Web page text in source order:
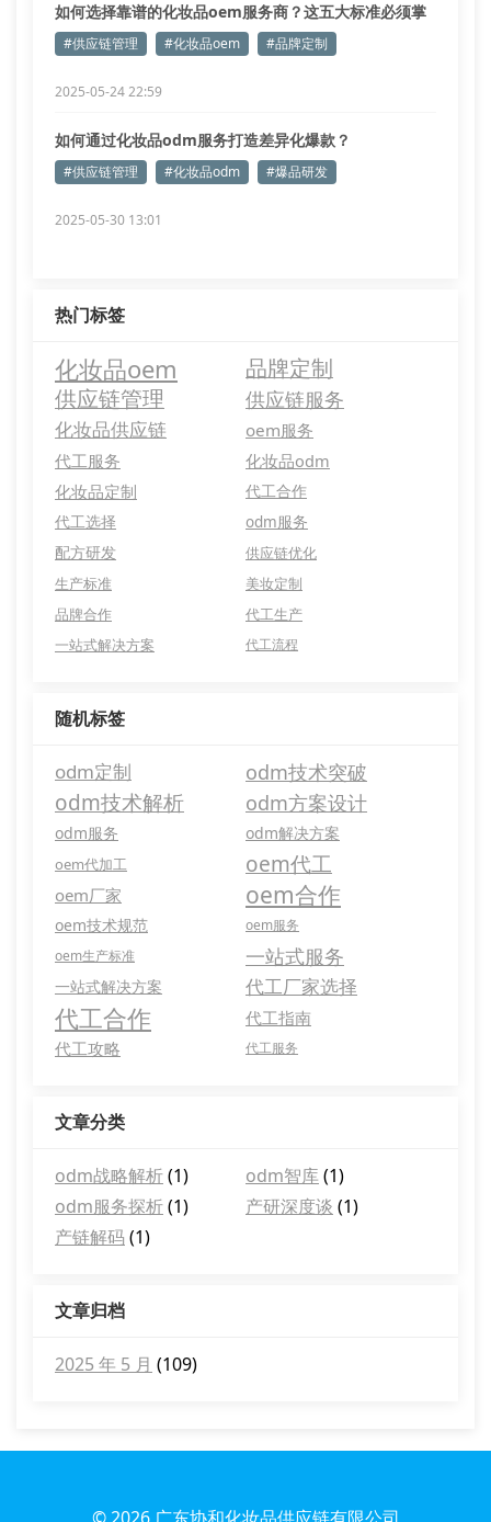
如何选择靠谱的化妆品oem服务商？这五大标准必须掌
握#供应链管理 #化妆品oem #品牌定制
2025-05-24 22:59
如何通过化妆品odm服务打造差异化爆款？
#供应链管理 #化妆品odm #爆品研发
2025-05-30 13:01
热门标签
化妆品oem
品牌定制
供应链管理
供应链服务
化妆品供应链
oem服务
代工服务
化妆品odm
化妆品定制
代工合作
代工选择
odm服务
配方研发
供应链优化
生产标准
美妆定制
品牌合作
代工生产
一站式解决方案
代工流程
随机标签
odm定制 odm技术突破
odm技术解析 odm方案设计
odm服务 odm解决方案
oem代加工 oem代工
oem厂家 oem合作
oem技术规范
oem服务
oem生产标准
一站式服务
一站式解决方案 代工厂家选择
代工合作
代工指南
代工攻略
代工服务
文章分类
odm战略解析(1) odm智库 (1)
odm服务探析(1) 产研深度谈 (1)
产链解码 (1)
文章归档
2025 年 5 月 (109)